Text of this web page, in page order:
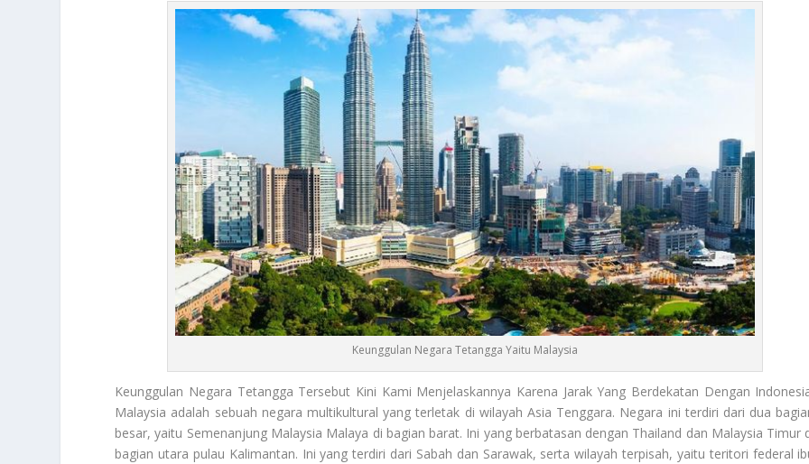
Keunggulan Negara Tetangga Yaitu Malaysia
Keunggulan Negara Tetangga Tersebut Kini Kami Menjelaskannya Karena Jarak Yang Berdekatan Dengan
Malaysia adalah sebuah negara multikultural yang terletak di wilayah Asia Tenggara. Negara ini terdiri dari dua
besar, yaitu Semenanjung Malaysia Malaya di bagian barat. Ini yang berbatasan dengan Thailand dan Malaysia Timur
bagian utara pulau Kalimantan. Ini yang terdiri dari Sabah dan Sarawak, serta wilayah terpisah, yaitu teritori federal